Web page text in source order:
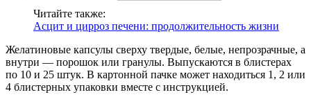
Читайте также:
Асцит и цирроз печени: продолжительность жизни
Желатиновые капсулы сверху твердые, белые, непрозрачные, а
внутри — порошок или гранулы. Выпускаются в блистерах
по 10 и 25 штук. В картонной пачке может находиться 1, 2 или
4 блистерных упаковки вместе с инструкцией.